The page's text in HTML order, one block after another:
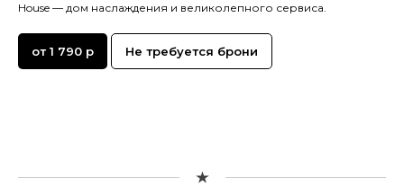
House — дом наслаждения и великолепного сервиса.
от 1 790 р Не требуется брони